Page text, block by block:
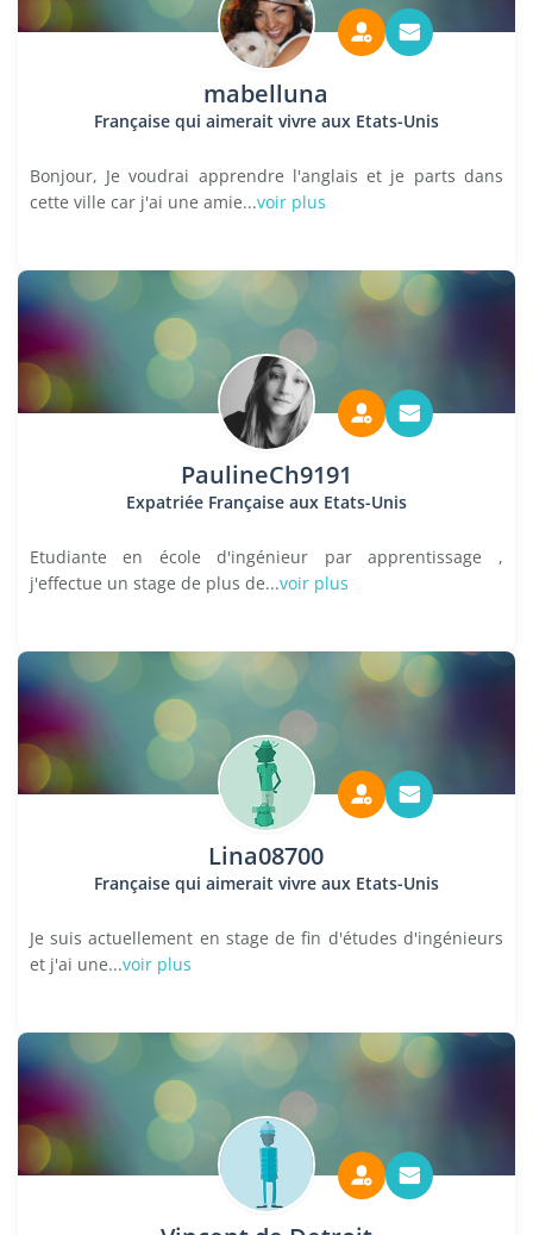
mabelluna
Française qui aimerait vivre aux Etats-Unis
Bonjour, Je voudrai apprendre l'anglais et je parts dans
cette ville car j'ai une amie...voir plus
PaulineCh9191
Expatriée Française aux Etats-Unis
Etudiante en école d'ingénieur par apprentissage ,
j'effectue un stage de plus de...voir plus
Lina08700
Française qui aimerait vivre aux Etats-Unis
Je suis actuellement en stage de fin d'études d'ingénieurs
et j'ai une...voir plus